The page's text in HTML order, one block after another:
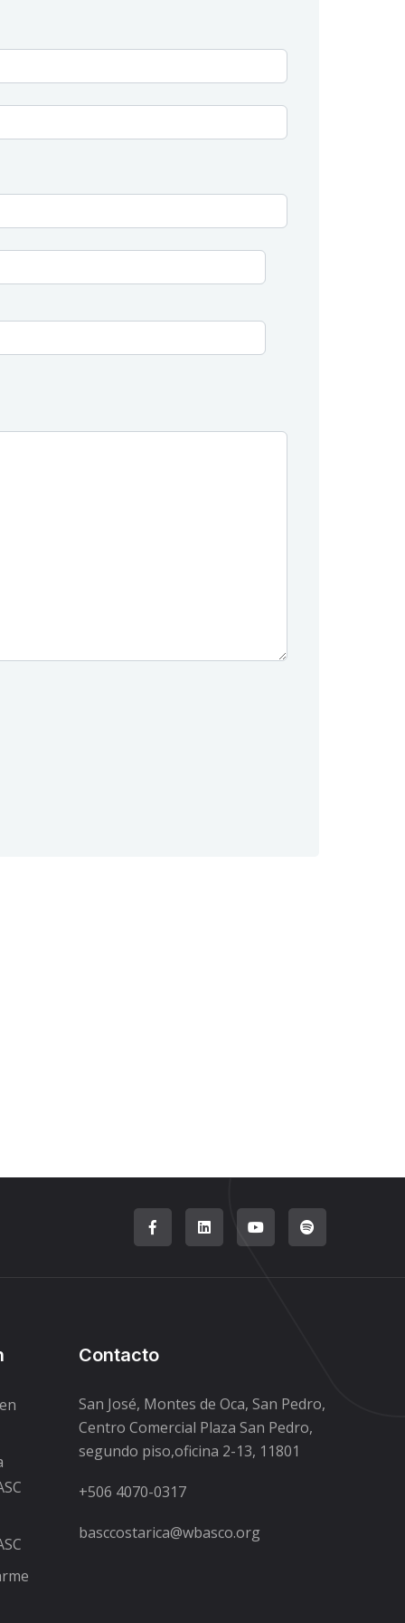
Contacto
San José, Montes de Oca, San Pedro,
Centro Comercial Plaza San Pedro,
segundo piso,oficina 2-13, 11801
+506 4070-0317
basccostarica@wbasco.org